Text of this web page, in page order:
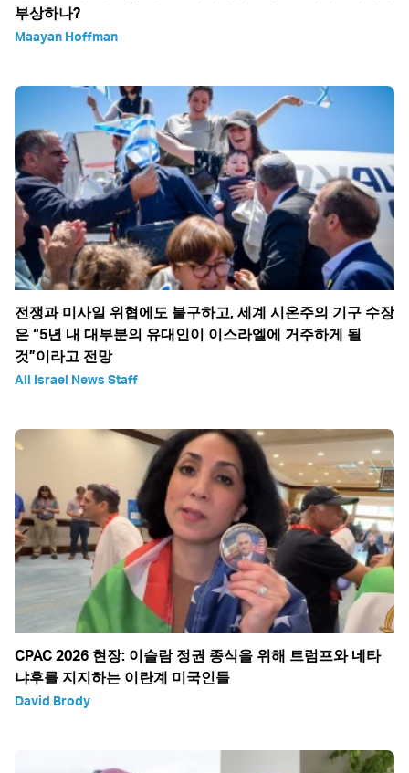
부상하나?
Maayan Hoffman
전쟁과 미사일 위협에도 불구하고, 세계 시온주의 기구 수장
은 “5년 내 대부분의 유대인이 이스라엘에 거주하게 될
것”이라고 전망
All Israel News Staff
CPAC 2026 현장: 이슬람 정권 종식을 위해 트럼프와 네타
냐후를 지지하는 이란계 미국인들
David Brody